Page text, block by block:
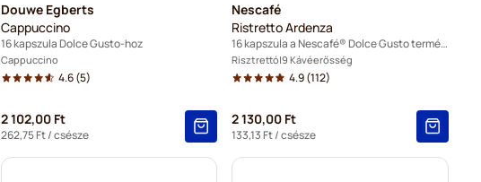
Douwe Egberts
Cappuccino
16 kapszula Dolce Gusto-hoz
Cappuccino
4.6(5)
2 102,00 Ft
262,75 Ft/ csésze
Nescafé
Ristretto Ardenza
16 kapszula a Nescafé® Dolce Gusto termékhez
Risztrettó 9 Kávéerősség
4.9(112)
2 130,00 Ft
133,13 Ft/ csésze